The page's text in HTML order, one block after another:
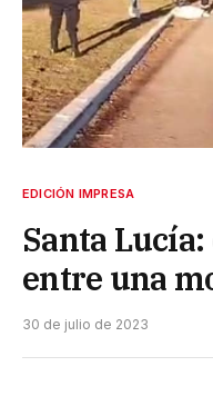
EDICIÓN IMPRESA
Santa
entre una
30 de julio de 2023